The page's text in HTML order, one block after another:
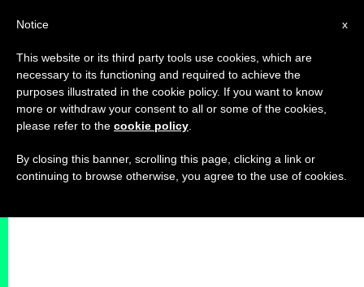
x
Notice
This website or its third party tools use cookies, which are
necessary to its functioning and required to achieve the
purposes illustrated in the cookie policy. If you want to know
more or withdraw your consent to all or some of the cookies,
please refer to the cookie policy
By closing this banner, scrolling this page, clicking a link or
continuing to browse otherwise, you agree to the use of cookies.